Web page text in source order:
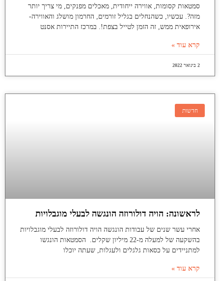
סמטאות קסומות, אווירה ייחודית, מאכלים מפנקים, מי צריך יותר
מזה?. עכשיו, כשהנחלים בגליל זורמים, החרמון מושלג והאווירה-
אירופאית ממש, זה הזמן לטייל בצפת!. במרכז התיירות אסנט
קרא עוד »
2 בינואר 2022
חדשות
לראשונה: הויה דולורוזה הונגשה לבעלי מוגבלויות
אחרי עשר שנים של עבודות הונגשה הויה דולורוזה לבעלי מוגבלויות
בהשקעה של למעלה מ-22 מיליון שקלים. הסמטאות הונגשו
למתניידים על כסאות גלגלים ולעגלות, שעתה יוכלו
קרא עוד »